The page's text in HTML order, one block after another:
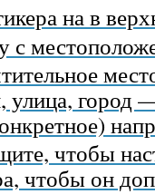
на в
с
улица, город
чтобы
чтобы он